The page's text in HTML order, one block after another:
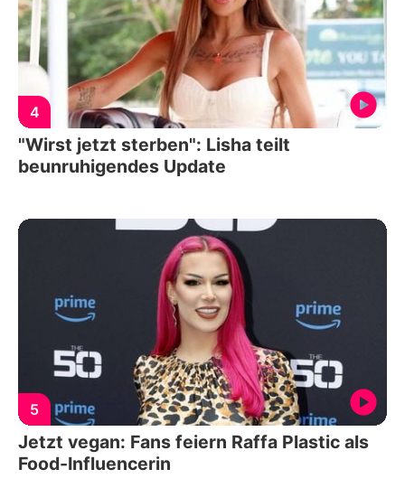
4
"Wirst jetzt sterben": Lisha teilt
beunruhigendes Update
5
Jetzt vegan: Fans feiern Raffa Plastic als
Food-Influencerin